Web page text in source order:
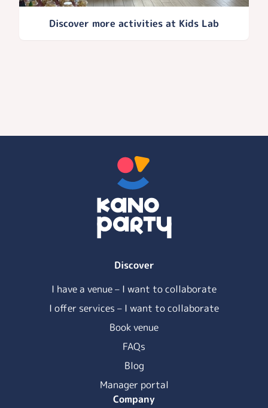
Discover more activities at Kids Lab
Discover
I have a venue – I want to collaborate
I offer services – I want to collaborate
Book venue
FAQs
Blog
Manager portal
Company